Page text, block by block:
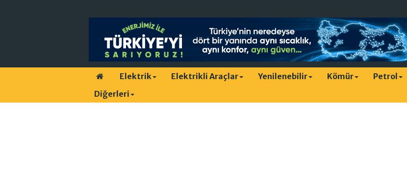
Elektrik Elektrikli Araçlar Yenilenebilir Kömür Petrol
Diğerleri